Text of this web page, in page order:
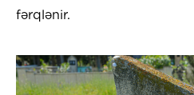
fərqlənir.